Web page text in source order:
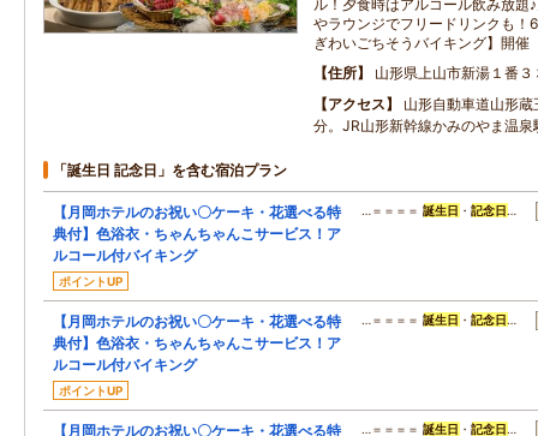
ル！夕食時はアルコール飲み放題
やラウンジでフリードリンクも！
ぎわいごちそうバイキング】開催
住所
山形県上山市新湯１番３
アクセス
山形自動車道山形
分。JR山形新幹線かみのやま温
「誕生日 記念日」を含む宿泊プラン
【月岡ホテルのお祝い〇ケーキ・花選べる特
典付】色浴衣・ちゃんちゃんこサービス！ア
ルコール付バイキング
ポイントUP
…＝＝＝＝誕生日 ・記念日 …
【月岡ホテルのお祝い〇ケーキ・花選べる特
典付】色浴衣・ちゃんちゃんこサービス！ア
ルコール付バイキング
ポイントUP
…＝＝＝＝誕生日 ・記念日 …
【月岡ホテルのお祝い〇ケーキ・花選べる特
…＝＝＝＝誕生日 ・記念日 …